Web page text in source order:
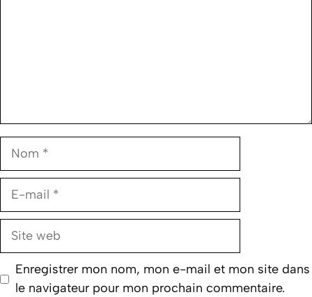
Nom
E-
Site
Enregistrer mon nom, mon e-mail et mon site dans
le navigateur pour mon prochain commentaire.